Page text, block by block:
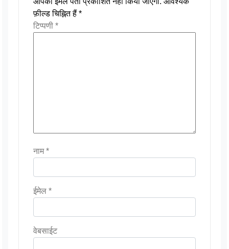
फ़ील्ड चिह्नित हैं*
टिप्पणी*
नाम*
ईमेल*
वेबसाईट